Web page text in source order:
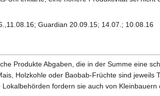
Guardian 20.09.15; 14.07.; 10.08.16
Produkte Abgaben, die in der Summe eine
Holzkohle oder Baobab-Früchte sind
fordern sie auch von